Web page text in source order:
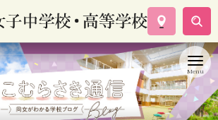
学校案内
コース紹介
学校生活
入試情報